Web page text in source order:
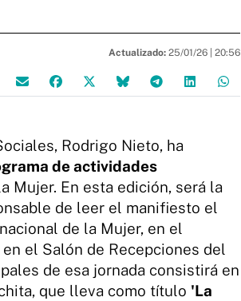
Actualizado: 25/01/26 | 20:56
Rodrigo Nieto, ha
de actividades
Mujer. En esta edición, será la
de leer el manifiesto el
de la Mujer, en el
el Salón de Recepciones del
de esa jornada consistirá en
que lleva como título 'La